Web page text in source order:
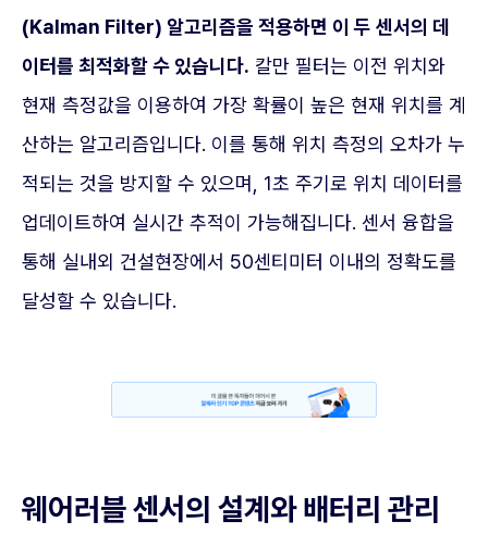
(Kalman Filter) 알고리즘을 적용하면 이 두 센서의 데
이터를 최적화할 수 있습니다. 칼만 필터는 이전 위치와
현재 측정값을 이용하여 가장 확률이 높은 현재 위치를 계
산하는 알고리즘입니다. 이를 통해 위치 측정의 오차가 누
적되는 것을 방지할 수 있으며, 1초 주기로 위치 데이터를
업데이트하여 실시간 추적이 가능해집니다. 센서 융합을
통해 실내외 건설현장에서 50센티미터 이내의 정확도를
달성할 수 있습니다.
웨어러블 센서의 설계와 배터리 관리